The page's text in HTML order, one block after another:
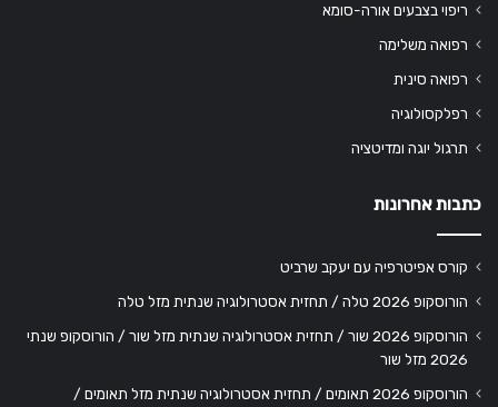
ריפוי בצבעים אורה-סומא
רפואה משלימה
רפואה סינית
רפלקסולוגיה
תרגול יוגה ומדיטציה
כתבות אחרונות
קורס אפיטרפיה עם יעקב שרביט
הורוסקופ 2026 טלה / תחזית אסטרולוגיה שנתית מזל טלה
הורוסקופ 2026 שור / תחזית אסטרולוגיה שנתית מזל שור / הורוסקופ שנתי
2026 מזל שור
הורוסקופ 2026 תאומים / תחזית אסטרולוגיה שנתית מזל תאומים /